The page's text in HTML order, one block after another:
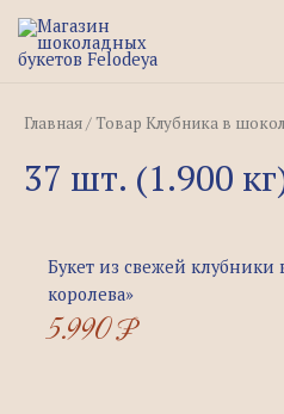
Перейти
содержимому
Главная/ Товар Клубника в
37 шт. (1.900
Букет из свежей
королева»
5.990₽